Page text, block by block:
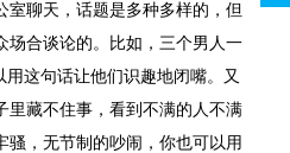
室聊天，话题是多种多样的，但
场合谈论的。比如，三个男人一
用这句话让他们识趣地闭嘴。又
里藏不住事，看到不满的人不满
骚，无节制的吵闹，你也可以用